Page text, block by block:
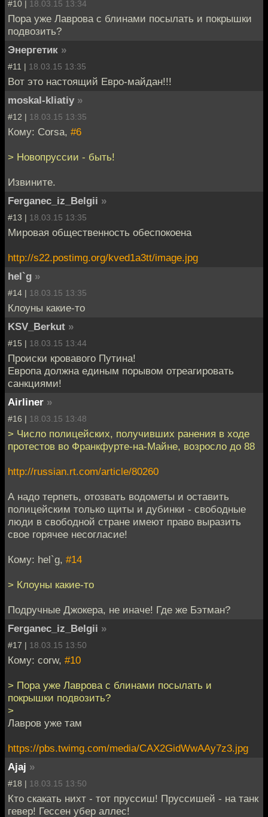
#10 | 18.03.15 13:34
Пора уже Лаврова с блинами посылать и покрышки
подвозить?
Энергетик »
#11 | 18.03.15 13:35
Вот это настоящий Евро-майдан!!!
moskal-kliatiy »
#12 | 18.03.15 13:35
Кому: Corsa, #6
> Новопруссии - быть!
Извините.
Ferganec_iz_Belgii »
#13 | 18.03.15 13:35
Мировая общественность обеспокоена
http://s22.postimg.org/kved1a3tt/image.jpg
hel`g »
#14 | 18.03.15 13:35
Клоуны какие-то
KSV_Berkut »
#15 | 18.03.15 13:44
Происки кровавого Путина!
Европа должна единым порывом отреагировать
санкциями!
Airliner »
#16 | 18.03.15 13:48
> Число полицейских, получивших ранения в ходе
протестов во Франкфурте-на-Майне, возросло до 88
http://russian.rt.com/article/80260
А надо терпеть, отозвать водометы и оставить
полицейским только щиты и дубинки - свободные
люди в свободной стране имеют право выразить
свое горячее несогласие!
Кому: hel`g, #14
> Клоуны какие-то
Подручные Джокера, не иначе! Где же Бэтман?
Ferganec_iz_Belgii »
#17 | 18.03.15 13:50
Кому: corw, #10
> Пора уже Лаврова с блинами посылать и
покрышки подвозить?
>
Лавров уже там
https://pbs.twimg.com/media/CAX2GidWwAAy7z3.jpg
Ajaj »
#18 | 18.03.15 13:50
Кто скакать нихт - тот пруссиш! Пруссишей - на танк
гевер! Гессен убер аллес!